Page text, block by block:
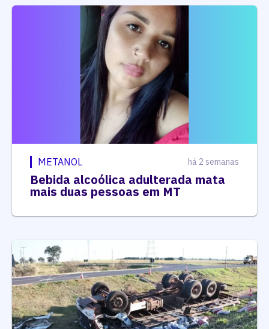
METANOL há 2 semanas
Bebida alcoólica adulterada mata
mais duas pessoas em MT